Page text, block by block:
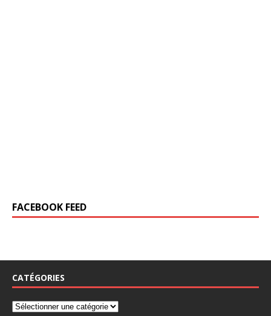
FACEBOOK FEED
CATÉGORIES